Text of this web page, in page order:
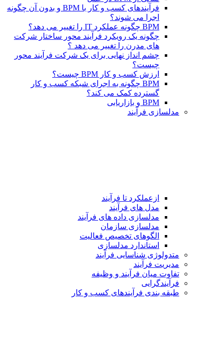
فرآیندهای کسب و کار با BPM و بدون آن چگونه
اجرا می شوند؟
BPM چگونه عملکرد IT را تغییر می دهد؟
چگونه یک رویکرد فرآیند محور ساختار شرکت
های مدرن را تغییر می دهد ؟
چشم انداز نهایی برای یک شرکت فرآیند محور
چیست؟
ارزش کسب و کار BPM چیست؟
BPM چگونه به اجرای شبکه کسب و کار
گسترده کمک می کند؟
BPM و بازاریابی
مدلسازی فرآیند
ازعملکرد تا فرآیند
مدل های فرآیند
مدلسازی داده های فرآیند
مدلسازی سازمان
الگوهای تخصیص فعالیت
استاندارد مدلسازی
متدولوژی شناسایی فرآیند
مدیریت فرآیند
تفاوت میان فرآیند و وظیفه
فرآیندگرایی
طبقه بندی فرآیندهای كسب و كار